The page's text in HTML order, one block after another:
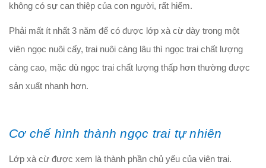
không có sự can thiệp của con người, rất hiếm.
Phải mất ít nhất 3 năm để có được lớp xà cừ dày trong một
viên ngọc nuôi cấy, trai nuôi càng lâu thì ngọc trai chất lượng
càng cao, mặc dù ngọc trai chất lượng thấp hơn thường được
sản xuất nhanh hơn.
Cơ chế hình thành ngọc trai tự nhiên
Lớp xà cừ được xem là thành phần chủ yếu của viên trai.